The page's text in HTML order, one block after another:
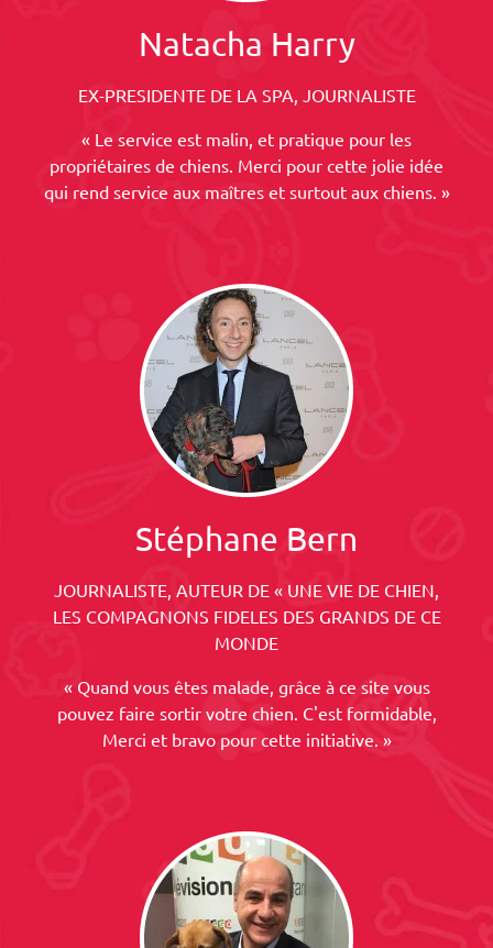
Natacha Harry
EX-PRESIDENTE DE LA SPA, JOURNALISTE
« Le service est malin, et pratique pour les
propriétaires de chiens. Merci pour cette jolie idée
qui rend service aux maîtres et surtout aux chiens. »
Stéphane Bern
JOURNALISTE, AUTEUR DE « UNE VIE DE CHIEN,
LES COMPAGNONS FIDELES DES GRANDS DE CE
MONDE
« Quand vous êtes malade, grâce à ce site vous
pouvez faire sortir votre chien. C'est formidable,
Merci et bravo pour cette initiative. »